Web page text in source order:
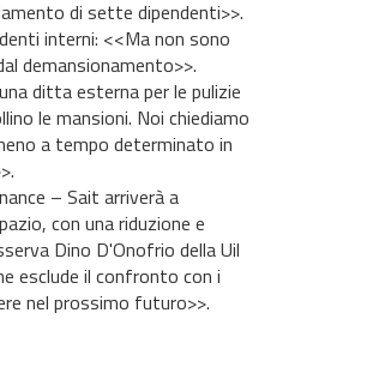
di sette dipendenti>>.
interni: <<Ma non sono
demansionamento>>.
ditta esterna per le pulizie
le mansioni. Noi chiediamo
a tempo determinato in
– Sait arriverà a
con una riduzione e
Dino D'Onofrio della Uil
esclude il confronto con i
nel prossimo futuro>>.